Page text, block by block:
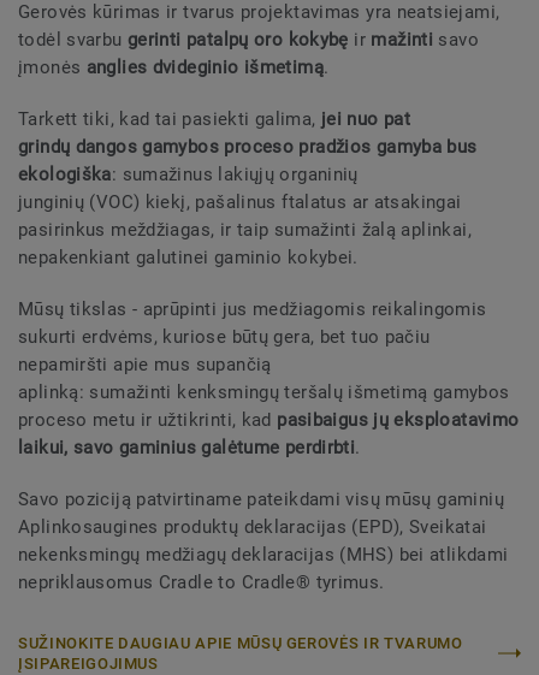
Gerovės kūrimas ir tvarus projektavimas yra neatsiejami,
todėl svarbu gerinti patalpų oro kokybę ir mažinti savo
įmonės anglies dvideginio išmetimą.
Tarkett tiki, kad tai pasiekti galima, jei nuo pat
grindų dangos gamybos proceso pradžios gamyba bus
ekologiška: sumažinus lakiųjų organinių
junginių (VOC) kiekį, pašalinus ftalatus ar atsakingai
pasirinkus meždžiagas, ir taip sumažinti žalą aplinkai,
nepakenkiant galutinei gaminio kokybei.
Mūsų tikslas - aprūpinti jus medžiagomis reikalingomis
sukurti erdvėms, kuriose būtų gera, bet tuo pačiu
nepamiršti apie mus supančią
aplinką: sumažinti kenksmingų teršalų išmetimą gamybos
proceso metu ir užtikrinti, kad pasibaigus jų eksploatavimo
laikui, savo gaminius galėtume perdirbti.
Savo poziciją patvirtiname pateikdami visų mūsų gaminių
Aplinkosaugines produktų deklaracijas (EPD), Sveikatai
nekenksmingų medžiagų deklaracijas (MHS) bei atlikdami
nepriklausomus Cradle to Cradle® tyrimus.
SUŽINOKITE DAUGIAU APIE MŪSŲ GEROVĖS IR TVARUMO
ĮSIPAREIGOJIMUS